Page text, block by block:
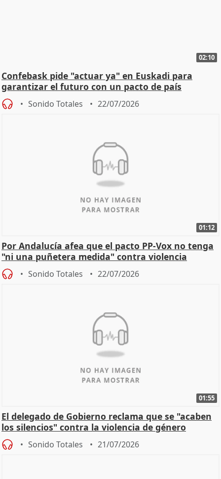
02:10
Confebask pide "actuar ya" en Euskadi para
garantizar el futuro con un pacto de país
Sonido Totales 22/07/2026
01:12
Por Andalucía afea que el pacto PP-Vox no tenga
"ni una puñetera medida" contra violencia
machista
Sonido Totales 22/07/2026
01:55
El delegado de Gobierno reclama que se "acaben
los silencios" contra la violencia de género
Sonido Totales 21/07/2026